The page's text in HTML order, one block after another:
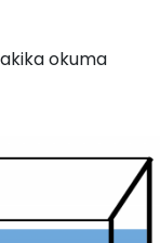
okuma